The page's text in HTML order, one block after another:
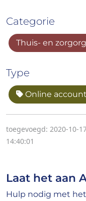
Categorie
Thuis- en
Type
Online
toegevoegd: 2020-10-
14:40:01
Laat het aan
Hulp nodig met